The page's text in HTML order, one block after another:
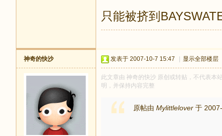
只能被挤到
神奇的快沙 发表于 2007-10-7 15:47 显示全部楼层
此文章由 神奇的快沙 原创或转贴，不代表本
明，并保持内容完整
原帖由 Mylittlelover 于